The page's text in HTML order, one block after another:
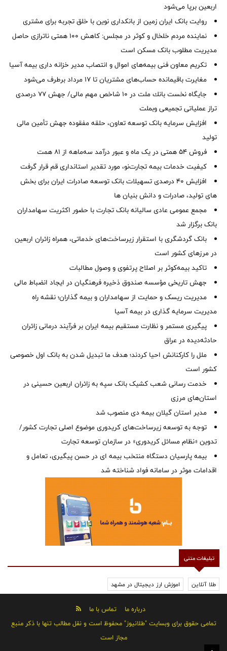
اربعین برپا می‌شود
روایت بانک ایران زمین از بانکداری نوین با خلق تجربه برای مشتری
نماینده مردم خلخال و کوثر در مجلس: کاهش ۱۰۰ همتی ناترازی حاصل
مدیریت مطلوب بانک مسکن است
تکریم معاون فنی بیمه‌های اموال و انتصاب مدیر خزانه داری بیمه آسیا
مغایرت‌ باقیمانده حساب‌های مشتریان تا ۱۷ مرداد برطرف می‌شود
جایگاه نخست بانك ملت در 10 شاخص مهم مالی/ جهش 77 درصدی
تراز عملیاتی تجمیعی وبملت
افزایش سرمایه بانک توسعه تعاون، حلقه مفقوده جهش تأمین مالی
تولید
فروش 54 همتی در یک ماه و عبور درآمد سه‌ماهه از 81 همت
کیفیت خدمات بیمه تجارت‌نو، مورد تقدیر استانداری قم قرار گرفت
افزایش 40 درصدی تسهیلات بانک توسعه صادرات ایران برای بخش
های تولید، صادرات و دانش بنیان ها
مجمع عمومی عادی سالیانه بانک تجارت با حضور اکثریت سهامداران
بانک برگزار شد
بانک گردشگری با استقرار زیرساخت‌های خدماتی، همراه زائران اربعین
در مرزهای کشور است
تاکید بیمه‌کوثر بر اصلاح پرتفوی و وصول مطالبات ‌
جهش تاریخی مؤسسه صندوق ذخیره فرهنگیان در ایجاد انضباط مالی
مدیریت ریسک و حمایت از سهامداران و بیمه گذاران؛ نقشه راه
مدیریت سرمایه گذاری در بیمه آسیا
پیگیری مستمر و نظارت مستقیم بیمه ایران بر فرآیند درمانی زائران
حادثه‌دیده در عراق
ملل را کارکنانش احیا کردند؛ هدف ما تبدیل شدن به بانک اول خصوصی
کشور است
خدمت رسانی شعب کشیک بانک سپه به زائران اربعین حسینی در
استان‌‌های مرزی
‌مدیر استان گیلان بیمه دی منصوب شد
توجه به توسعه زیرساخت‌های کریدوری موضوع اصلی تجارت کشور/
تدوین «نظام مسائل کریدوری» در سازمان توسعه تجارت
بیمه پارسیان دستگاه منتخب بیمه ای در حسن پیگیری، تعامل و
اقدامات موثر در سامانه فواد شناخته شد
تبلیغات متنی
طلا آنلاین اموزش ارز دیجیتال در مشهد
درباره ما
تماس با ما
تمامی حقوق برای وبسایت "طلانیوز" محفوظ است و نقل مطالب تنها با ذکر منبع
مجاز است